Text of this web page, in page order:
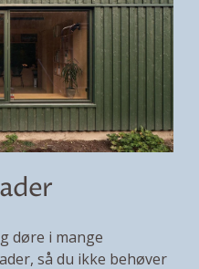
døre i mange
så du ikke behøver